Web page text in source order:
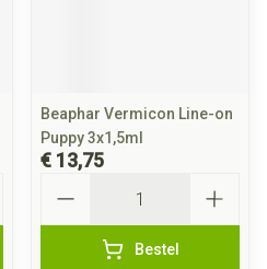
Beaphar Vermicon Line-on
Puppy 3x1,5ml
€ 13,75
Bestel